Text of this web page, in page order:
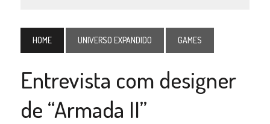
HOME UNIVERSO EXPANDIDO GAMES
Entrevista com designer
de “Armada II”